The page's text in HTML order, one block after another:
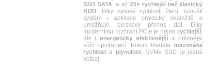
SSD SATA, a až 25× rychlejší než klasický
HDD. Díky vysoké rychlosti čtení, spouští
systém i aplikace prakticky okamžitě a
umožňuje bleskový přenos dat. Díky
modernímu rozhraní PCIe je nejen rychlejší,
ale i energeticky efektivnější a odolnější
vůči opotřebení. Pokud hledáte maximální
rychlost a plynulost, NVMe SSD je jasná
volba!